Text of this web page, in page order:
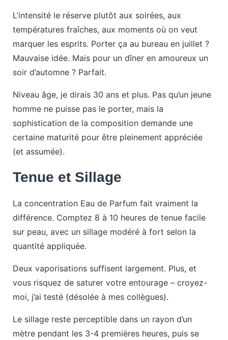
L’intensité le réserve plutôt aux soirées, aux
températures fraîches, aux moments où on veut
marquer les esprits. Porter ça au bureau en juillet ?
Mauvaise idée. Mais pour un dîner en amoureux un
soir d’automne ? Parfait.
Niveau âge, je dirais 30 ans et plus. Pas qu’un jeune
homme ne puisse pas le porter, mais la
sophistication de la composition demande une
certaine maturité pour être pleinement appréciée
(et assumée).
Tenue et Sillage
La concentration Eau de Parfum fait vraiment la
différence. Comptez 8 à 10 heures de tenue facile
sur peau, avec un sillage modéré à fort selon la
quantité appliquée.
Deux vaporisations suffisent largement. Plus, et
vous risquez de saturer votre entourage – croyez-
moi, j’ai testé (désolée à mes collègues).
Le sillage reste perceptible dans un rayon d’un
mètre pendant les 3-4 premières heures, puis se